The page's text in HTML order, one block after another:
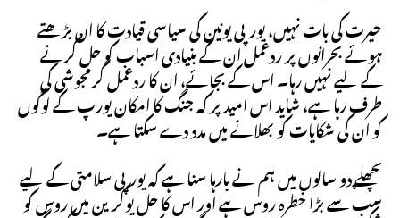
حیرت کی بات نہیں، یورپی یونین کی سیاسی قیادت کا ان بڑھتے
ہوئے بحرانوں پر ردعمل ان کے بنیادی اسباب کو حل کرنے
کے لیے نہیں رہا۔ اس کے بجائے، ان کا ردعمل گرمجوشی کی
طرف رہا ہے، شاید اس امید پر کہ جنگ کا امکان یورپ کے لوگوں
کو ان کی شکایات کو بھلانے میں مدد دے سکتا ہے۔
پچھلے دو سالوں میں ہم نے بارہا سنا ہے کہ یورپی سلامتی کے لیے
سب سے بڑا خطرہ روس ہے اور اس کا حل یوکرین میں روس کو